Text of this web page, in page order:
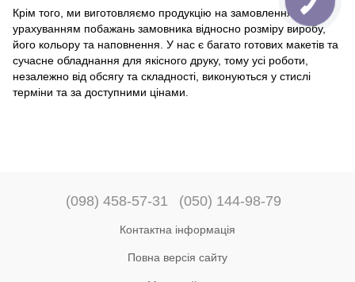
Крім того, ми виготовляємо продукцію на замовлення з
урахуванням побажань замовника відносно розміру виробу,
його кольору та наповнення. У нас є багато готових макетів та
сучасне обладнання для якісного друку, тому усі роботи,
незалежно від обсягу та складності, виконуються у стислі
терміни та за доступними цінами.
(098) 458-57-31 (050) 144-98-79
Контактна інформація
Повна версія сайту